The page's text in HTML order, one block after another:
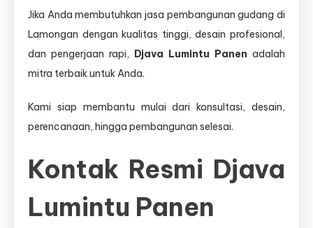
Jika Anda membutuhkan jasa pembangunan gudang di
Lamongan dengan kualitas tinggi, desain profesional,
dan pengerjaan rapi, Djava Lumintu Panen adalah
mitra terbaik untuk Anda.
Kami siap membantu mulai dari konsultasi, desain,
perencanaan, hingga pembangunan selesai.
Kontak Resmi Djava
Lumintu Panen